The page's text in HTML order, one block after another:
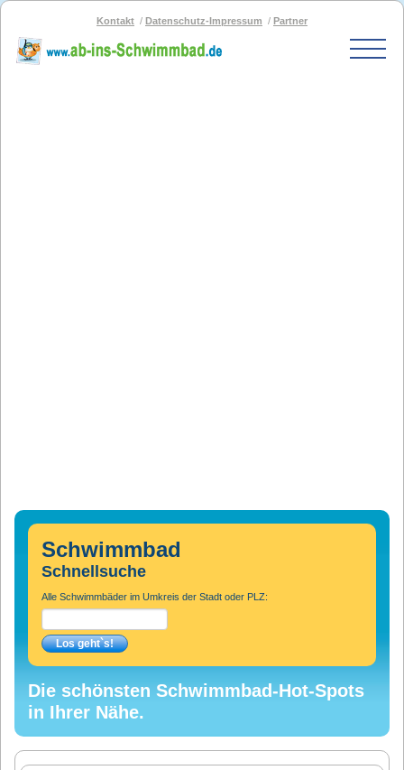
Kontakt Datenschutz-Impressum Partner
Schwimmbad
Schnellsuche
Alle Schwimmbäder im Umkreis der Stadt oder PLZ:
Die schönsten Schwimmbad-Hot-Spots
in Ihrer Nähe.